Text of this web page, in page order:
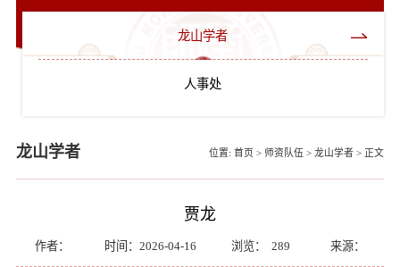
龙山学者
人事处
龙山学者 位置: 首页 > 师资队伍 > 龙山学者 > 正文
贾龙
作者： 时间：2026-04-16 浏览： 289 来源：